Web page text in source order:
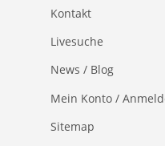
Kontakt
Livesuche
News / Blog
Mein Konto /
Sitemap